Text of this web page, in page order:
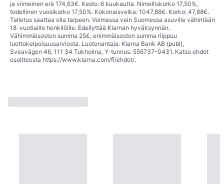
ja viimeinen erä 174,63€. Kesto: 6 kuukautta. Nimelliskorko 17,50%,
todellinen vuosikorko 17,50%. Kokonaisvelka: 1047,88€. Korko: 47,88€.
Talletus saattaa olla tarpeen. Voimassa vain Suomessa asuville vähintään
18-vuotiaille henkilöille. Edellyttää Klarnan hyväksynnän.
Vähimmäisoston summa 25€; enimmäisoston summa riippuu
luottokelpoisuusarviosta. Luotonantaja: Klarna Bank AB (publ),
Sveavägen 46, 111 34 Tukholma, Y-tunnus: 556737-0431. Katso ehdot
osoitteesta https://www.klarna.com/fi/ehdot/.